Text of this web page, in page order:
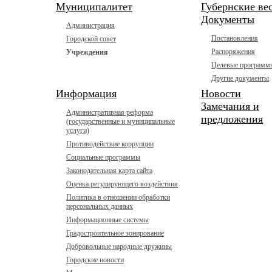
Муниципалитет
Администрация
Городской совет
Учреждения
Губернские
Документы
Постановления
Распоряжения
Целевые
Другие документы
Информация
Административная реформа
(государственные и муниципальные
услуги)
Противодействие коррупции
Социальные программы
Законодательная карта сайта
Оценка регулирующего воздействия
Политика в отношении обработки
персональных данных
Информационные системы
Градостроительное зонирование
Добровольные народные дружины
Городские новости
Новости
Замечания и
предложения